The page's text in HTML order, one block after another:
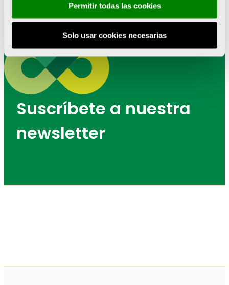
Permitir todas las cookies
Solo usar cookies necesarias
Suscríbete a nuestra
newsletter